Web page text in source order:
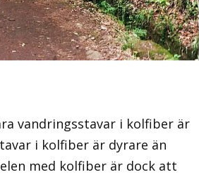
vandringsstavar i kolfiber är
i kolfiber är dyrare än
med kolfiber är dock att